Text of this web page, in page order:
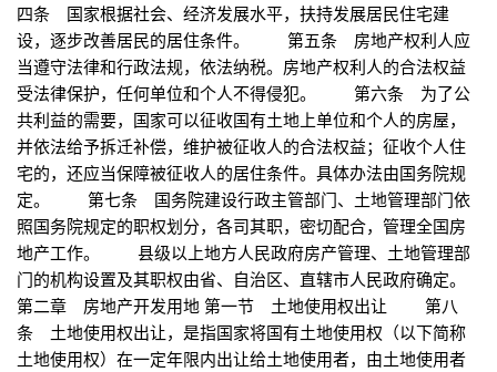
四条 国家根据社会、经济发展水平，扶持发展居民住宅建
设，逐步改善居民的居住条件。 第五条 房地产权利人应
当遵守法律和行政法规，依法纳税。房地产权利人的合法权益
受法律保护，任何单位和个人不得侵犯。 第六条 为了公
共利益的需要，国家可以征收国有土地上单位和个人的房屋，
并依法给予拆迁补偿，维护被征收人的合法权益；征收个人住
宅的，还应当保障被征收人的居住条件。具体办法由国务院规
定。 第七条 国务院建设行政主管部门、土地管理部门依
照国务院规定的职权划分，各司其职，密切配合，管理全国房
地产工作。 县级以上地方人民政府房产管理、土地管理部
门的机构设置及其职权由省、自治区、直辖市人民政府确定。
第二章 房地产开发用地 第一节 土地使用权出让 第八
条 土地使用权出让，是指国家将国有土地使用权（以下简称
土地使用权）在一定年限内出让给土地使用者，由土地使用者